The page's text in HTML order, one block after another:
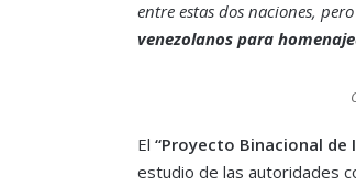
entre estas dos naciones, pero
venezolanos para
El “Proyecto Binacional
estudio de las autoridades